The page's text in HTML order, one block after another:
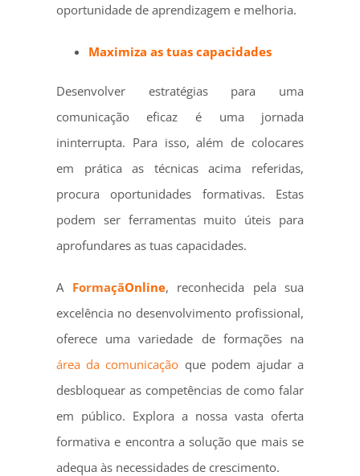
oportunidade de aprendizagem e melhoria.
Maximiza as tuas capacidades
Desenvolver estratégias para uma
comunicação eficaz é uma jornada
ininterrupta. Para isso, além de colocares
em prática as técnicas acima referidas,
procura oportunidades formativas. Estas
podem ser ferramentas muito úteis para
aprofundares as tuas capacidades.
A FormaçãOnline, reconhecida pela sua
excelência no desenvolvimento profissional,
oferece uma variedade de formações na
área da comunicação que podem ajudar a
desbloquear as competências de como falar
em público. Explora a nossa vasta oferta
formativa e encontra a solução que mais se
adequa às necessidades de crescimento.